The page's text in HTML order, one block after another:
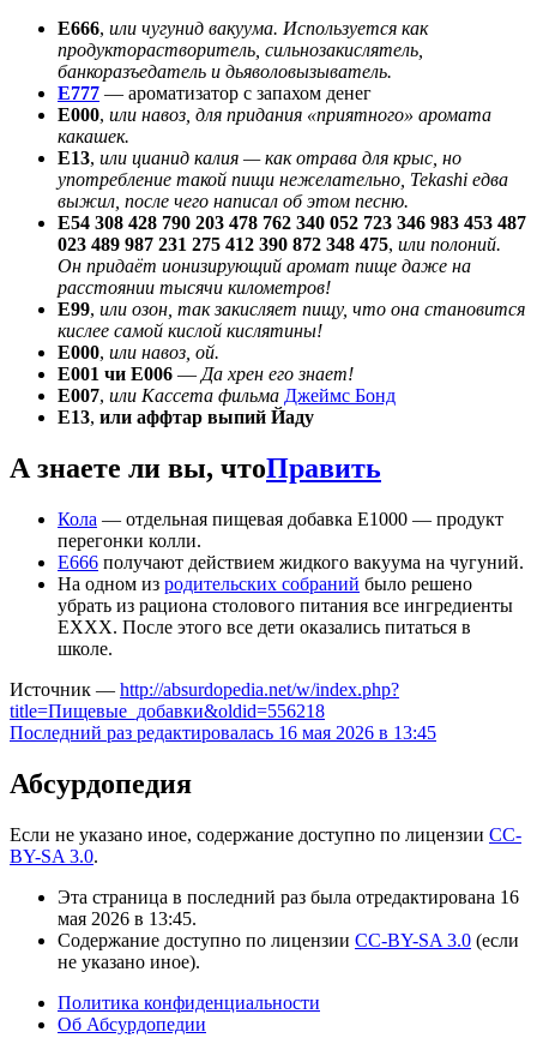
Е666, или чугунид вакуума. Используется как
продукторастворитель, сильнозакислятель,
банкоразъедатель и дьяволовызыватель.
E777 — ароматизатор с запахом денег
Е000, или навоз, для придания «приятного» аромата
какашек.
Е13, или цианид калия — как отрава для крыс, но
употребление такой пищи нежелательно, Tekashi едва
выжил, после чего написал об этом песню.
Е54 308 428 790 203 478 762 340 052 723 346 983 453 487
023 489 987 231 275 412 390 872 348 475, или полоний.
Он придаёт ионизирующий аромат пище даже на
расстоянии тысячи километров!
Е99, или озон, так закисляет пищу, что она становится
кислее самой кислой кислятины!
Е000, или навоз, ой.
Е001 чи Е006 — Да хрен его знает!
Е007, или Кассета фильма Джеймс Бонд
Е13, или аффтар выпий Йаду
А знаете ли вы, чтоПравить
Кола — отдельная пищевая добавка Е1000 — продукт
перегонки колли.
Е666 получают действием жидкого вакуума на чугуний.
На одном из родительских собраний было решено
убрать из рациона столового питания все ингредиенты
EXXX. После этого все дети оказались питаться в
школе.
Источник — http://absurdopedia.net/w/index.php?
title=Пищевые_добавки&oldid=556218
Последний раз редактировалась 16 мая 2026 в 13:45
Абсурдопедия
Если не указано иное, содержание доступно по лицензии CC-
BY-SA 3.0.
Эта страница в последний раз была отредактирована 16
мая 2026 в 13:45.
Содержание доступно по лицензии CC-BY-SA 3.0 (если
не указано иное).
Политика конфиденциальности
Об Абсурдопедии